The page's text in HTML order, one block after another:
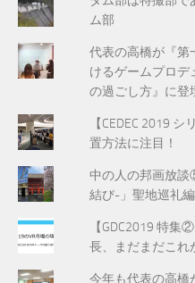
ム部
代表の高橋が『第
けるゲームプロデ
の過ごし方』に登
【CEDEC 2019
置方法に注目！
中の人の邦画放
結び-」聖地巡礼編
【GDC2019 特集
長、まだまだこれ
今年も代表の高橋